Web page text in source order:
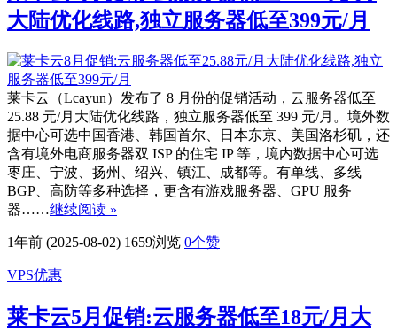
大陆优化线路,独立服务器低至399元/月
莱卡云（Lcayun）发布了 8 月份的促销活动，云服务器低至
25.88 元/月大陆优化线路，独立服务器低至 399 元/月。境外数
据中心可选中国香港、韩国首尔、日本东京、美国洛杉矶，还
含有境外电商服务器双 ISP 的住宅 IP 等，境内数据中心可选
枣庄、宁波、扬州、绍兴、镇江、成都等。有单线、多线
BGP、高防等多种选择，更含有游戏服务器、GPU 服务
器……继续阅读 »
1年前 (2025-08-02) 1659浏览 0个赞
VPS优惠
莱卡云5月促销:云服务器低至18元/月大